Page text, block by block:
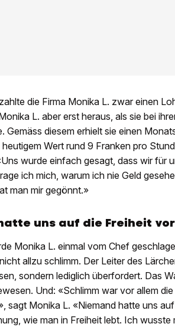
die Firma Monika L. zwar einen
L. aber erst heraus, als sie bei
Gemäss diesem erhielt sie einen
Wert rund 9 Franken pro
wurde einfach gesagt, dass wir für
ich mich, warum ich nie Geld
man mir gegönnt.»
uns auf die Freiheit
Monika L. einmal vom Chef
allzu schlimm. Der Leiter des
sondern lediglich überfordert. Das
Und: «Schlimm war vor allem
sagt Monika L. «Niemand hatte uns
wie man in Freiheit lebt. Ich wusste